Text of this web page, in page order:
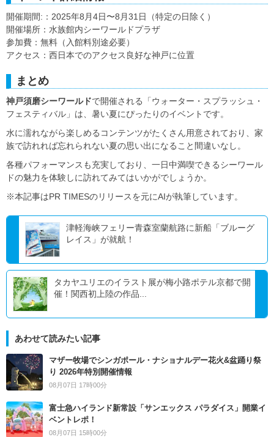
開催期間:：2025年8月4日〜8月31日（特定の日除く）
開催場所：水族館内シーワールドプラザ
参加費：無料（入館料別途必要）
アクセス：西日本でのアクセス良好な神戸に位置
まとめ
神戸須磨シーワールドで開催される「ウォーター・スプラッシュ・
フェスティバル」は、暑い夏にぴったりのイベントです。
水に濡れながら楽しめるコンテンツがたくさん用意されており、家
族で訪れれば忘れられない夏の思い出になること間違いなし。
各種パフォーマンスも充実しており、一日中満喫できるシーワール
ドの魅力を体験しに訪れてみてはいかがでしょうか。
※本記事はPR TIMESのリリースを元にAIが執筆しています。
津軽海峡フェリー青森室蘭航路に新船「ブルーグ
レイス」が就航！
タカヤユリエのイラスト展が梅小路ポテル京都で開
催！関西初上陸の作品...
あわせて読みたい記事
マザー牧場でシンガポール・ナショナルデー花火&盆踊り祭
り 2026年特別開催情報
08月07日 17時00分
富士急ハイランド新常設「サンエックス パラダイス」開業イ
ベントレポ！
08月07日 15時00分